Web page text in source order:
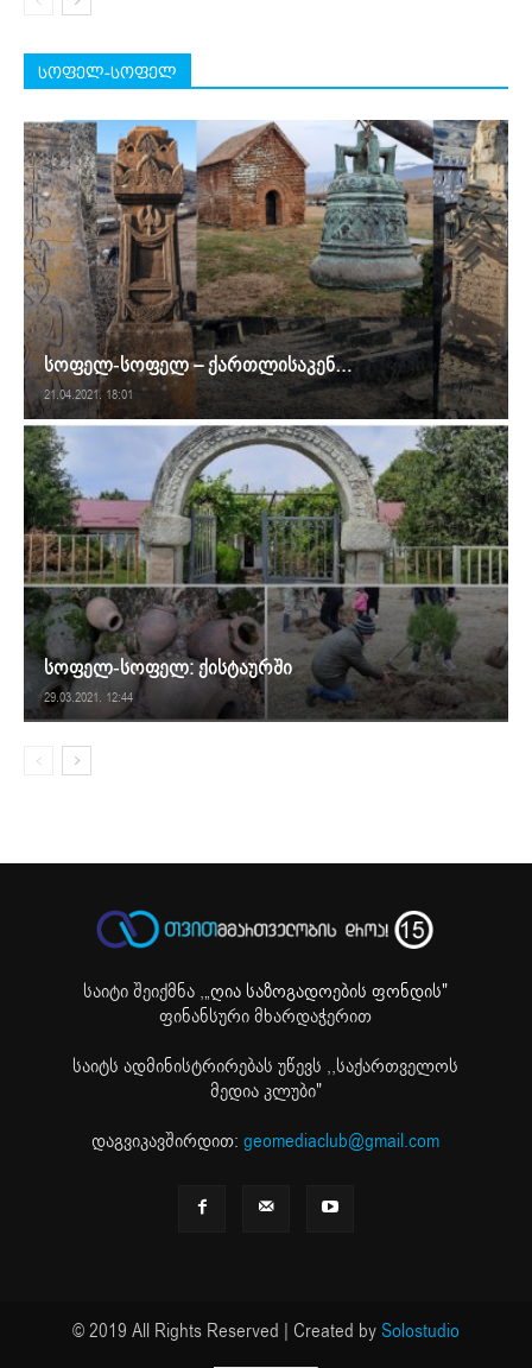
სოფელ-სოფელ
სოფელ-სოფელ – ქართლისაკენ…
21.04.2021. 18:01
სოფელ-სოფელ: ქისტაურში
29.03.2021. 12:44
საიტი შეიქმნა ,„ღია საზოგადოების ფონდის"
ფინანსური მხარდაჭერით
საიტს ადმინისტრირებას უწევს ,,საქართველოს
მედია კლუბი"
დაგვიკავშირდით:geomediaclub@gmail.com
© 2019 All Rights Reserved | Created bySolostudio